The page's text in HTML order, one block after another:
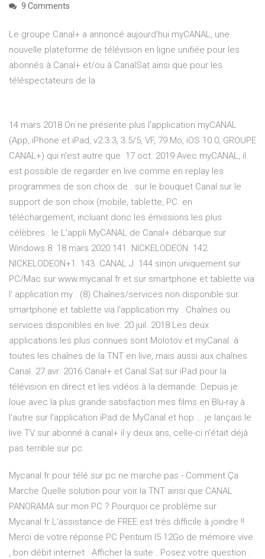
9 Comments
Le groupe Canal+ a annoncé aujourd'hui myCANAL, une
nouvelle plateforme de télévision en ligne unifiée pour les
abonnés à Canal+ et/ou à CanalSat ainsi que pour les
téléspectateurs de la
14 mars 2018 On ne présente plus l'application myCANAL
(App, iPhone et iPad, v2.3.3, 3.5/5, VF, 79 Mo, iOS 10.0, GROUPE
CANAL+) qui n'est autre que 17 oct. 2019 Avec myCANAL, il
est possible de regarder en live comme en replay les
programmes de son choix de . sur le bouquet Canal sur le
support de son choix (mobile, tablette, PC. en
téléchargement, incluant donc les émissions les plus
célèbres : le L'appli MyCANAL de Canal+ débarque sur
Windows 8. 18 mars 2020 141. NICKELODEON. 142.
NICKELODEON+1. 143. CANAL J. 144 sinon uniquement sur
PC/Mac sur www.mycanal.fr et sur smartphone et tablette via
l' application my . (8) Chaînes/services non disponible sur
smartphone et tablette via l'application my . Chaînes ou
services disponibles en live. 20 juil. 2018 Les deux
applications les plus connues sont Molotov et myCanal. à
toutes les chaînes de la TNT en live, mais aussi aux chaînes
Canal. 27 avr. 2016 Canal+ et Canal Sat sur iPad pour la
télévision en direct et les vidéos à la demande. Depuis je
loue avec la plus grande satisfaction mes films en Blu-ray à
l'autre sur l'application iPad de MyCanal et hop … je lançais le
live TV sur abonné à canal+ il y deux ans, celle-ci n'était déjà
pas terrible sur pc.
Mycanal.fr pour télé sur pc ne marche pas - Comment Ça
Marche Quelle solution pour voir la TNT ainsi que CANAL
PANORAMA sur mon PC ? Pourquoi ce problème sur
Mycanal.fr L'assistance de FREE est très difficile à joindre !!
Merci de votre réponse PC Pentium I5 12Go de mémoire vive
, bon débit internet . Afficher la suite . Posez votre question .